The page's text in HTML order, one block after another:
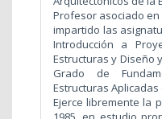
Profesor asociado en
impartido las
Introducción a
Estructuras y Diseño
Grado de
Estructuras
Ejerce libremente la